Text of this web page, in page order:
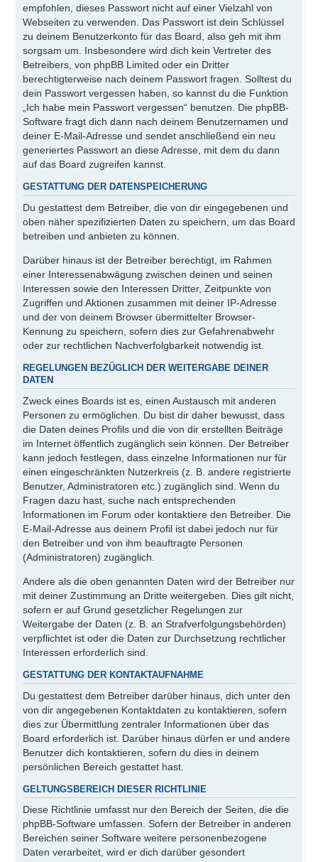
empfohlen, dieses Passwort nicht auf einer Vielzahl von
Webseiten zu verwenden. Das Passwort ist dein Schlüssel
zu deinem Benutzerkonto für das Board, also geh mit ihm
sorgsam um. Insbesondere wird dich kein Vertreter des
Betreibers, von phpBB Limited oder ein Dritter
berechtigterweise nach deinem Passwort fragen. Solltest du
dein Passwort vergessen haben, so kannst du die Funktion
„Ich habe mein Passwort vergessen“ benutzen. Die phpBB-
Software fragt dich dann nach deinem Benutzernamen und
deiner E-Mail-Adresse und sendet anschließend ein neu
generiertes Passwort an diese Adresse, mit dem du dann
auf das Board zugreifen kannst.
GESTATTUNG DER DATENSPEICHERUNG
Du gestattest dem Betreiber, die von dir eingegebenen und
oben näher spezifizierten Daten zu speichern, um das Board
betreiben und anbieten zu können.
Darüber hinaus ist der Betreiber berechtigt, im Rahmen
einer Interessenabwägung zwischen deinen und seinen
Interessen sowie den Interessen Dritter, Zeitpunkte von
Zugriffen und Aktionen zusammen mit deiner IP-Adresse
und der von deinem Browser übermittelter Browser-
Kennung zu speichern, sofern dies zur Gefahrenabwehr
oder zur rechtlichen Nachverfolgbarkeit notwendig ist.
REGELUNGEN BEZÜGLICH DER WEITERGABE DEINER
DATEN
Zweck eines Boards ist es, einen Austausch mit anderen
Personen zu ermöglichen. Du bist dir daher bewusst, dass
die Daten deines Profils und die von dir erstellten Beiträge
im Internet öffentlich zugänglich sein können. Der Betreiber
kann jedoch festlegen, dass einzelne Informationen nur für
einen eingeschränkten Nutzerkreis (z. B. andere registrierte
Benutzer, Administratoren etc.) zugänglich sind. Wenn du
Fragen dazu hast, suche nach entsprechenden
Informationen im Forum oder kontaktiere den Betreiber. Die
E-Mail-Adresse aus deinem Profil ist dabei jedoch nur für
den Betreiber und von ihm beauftragte Personen
(Administratoren) zugänglich.
Andere als die oben genannten Daten wird der Betreiber nur
mit deiner Zustimmung an Dritte weitergeben. Dies gilt nicht,
sofern er auf Grund gesetzlicher Regelungen zur
Weitergabe der Daten (z. B. an Strafverfolgungsbehörden)
verpflichtet ist oder die Daten zur Durchsetzung rechtlicher
Interessen erforderlich sind.
GESTATTUNG DER KONTAKTAUFNAHME
Du gestattest dem Betreiber darüber hinaus, dich unter den
von dir angegebenen Kontaktdaten zu kontaktieren, sofern
dies zur Übermittlung zentraler Informationen über das
Board erforderlich ist. Darüber hinaus dürfen er und andere
Benutzer dich kontaktieren, sofern du dies in deinem
persönlichen Bereich gestattet hast.
GELTUNGSBEREICH DIESER RICHTLINIE
Diese Richtlinie umfasst nur den Bereich der Seiten, die die
phpBB-Software umfassen. Sofern der Betreiber in anderen
Bereichen seiner Software weitere personenbezogene
Daten verarbeitet, wird er dich darüber gesondert